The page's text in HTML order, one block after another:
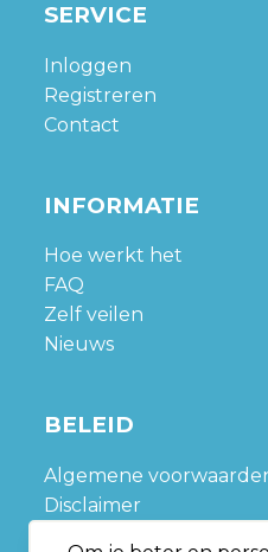
SERVICE
Inloggen
Registreren
Contact
INFORMATIE
Hoe werkt het
FAQ
Zelf veilen
Nieuws
BELEID
Algemene
Disclaimer